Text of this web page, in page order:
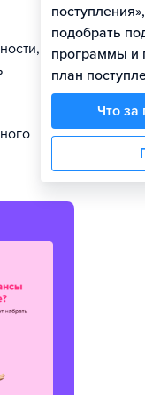
в
подобрать
программы и
план
Что за